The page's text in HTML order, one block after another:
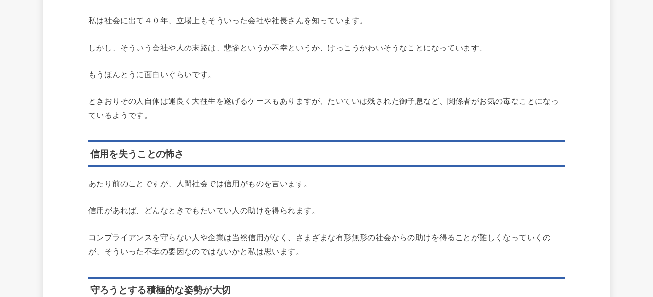
私は社会に出て４０年、立場上もそういった会社や社長さんを知っています。
しかし、そういう会社や人の末路は、悲惨というか不幸というか、けっこうかわいそうなことになっています。
もうほんとうに面白いぐらいです。
ときおりその人自体は運良く大往生を遂げるケースもありますが、たいていは残された御子息など、関係者がお気の毒なことになっ
ているようです。
信用を失うことの怖さ
あたり前のことですが、人間社会では信用がものを言います。
信用があれば、どんなときでもたいてい人の助けを得られます。
コンプライアンスを守らない人や企業は当然信用がなく、さまざまな有形無形の社会からの助けを得ることが難しくなっていくの
が、そういった不幸の要因なのではないかと私は思います。
守ろうとする積極的な姿勢が大切